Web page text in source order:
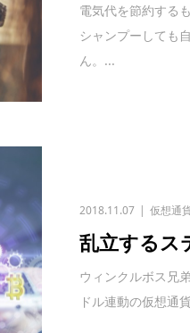
電気代を節約する
シャンプーしても
ん。...
2018.11.07 仮想通
乱立するス
ウィンクルボス兄
ドル連動の仮想通